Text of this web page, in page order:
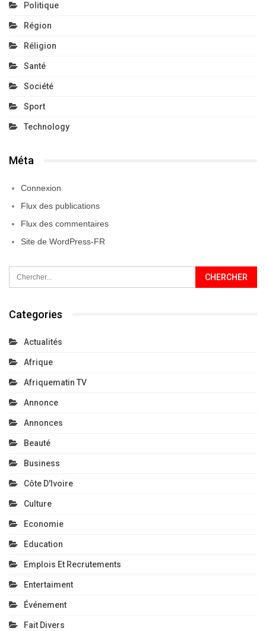
Politique
Région
Réligion
Santé
Société
Sport
Technology
Méta
Connexion
Flux des publications
Flux des commentaires
Site de WordPress-FR
Categories
Actualités
Afrique
Afriquematin TV
Annonce
Annonces
Beauté
Business
Côte D'Ivoire
Culture
Economie
Education
Emplois Et Recrutements
Entertaiment
Événement
Fait Divers